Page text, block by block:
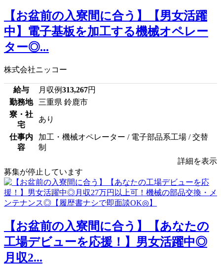
【お盆前の入寮間に合う】【男女活躍
中】電子基板を加工する機械オペレー
ター◎...
株式会社ニッコー
給与 月収例313,267円
勤務地
三重県 鈴鹿市
寮・社
宅
あり
仕事内
容
加工・機械オペレーター / 電子部品系工場 / 交替
制
詳細を表示
募集が停止しています
【お盆前の入寮間に合う】【あなたの
工場デビューを応援！】男女活躍中◎
月収2...